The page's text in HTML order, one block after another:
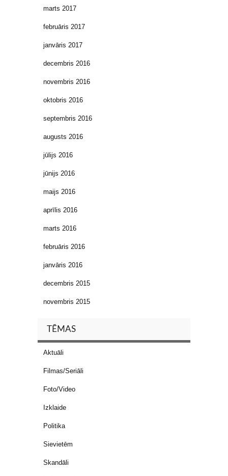
marts 2017
februāris 2017
janvāris 2017
decembris 2016
novembris 2016
oktobris 2016
septembris 2016
augusts 2016
jūlijs 2016
jūnijs 2016
maijs 2016
aprīlis 2016
marts 2016
februāris 2016
janvāris 2016
decembris 2015
novembris 2015
TĒMAS
Aktuāli
Filmas/Seriāli
Foto/Video
Izklaide
Politika
Sievietēm
Skandāli